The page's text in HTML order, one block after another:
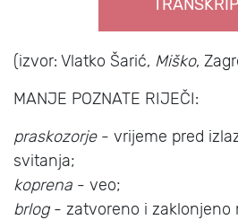
TRANSKRIPT
(izvor: Vlatko Šarić, Miško,
MANJE POZNATE RIJEČI:
praskozorje - vrijeme pred
svitanja;
koprena - veo;
brlog- zatvoreno i zaklonjeno